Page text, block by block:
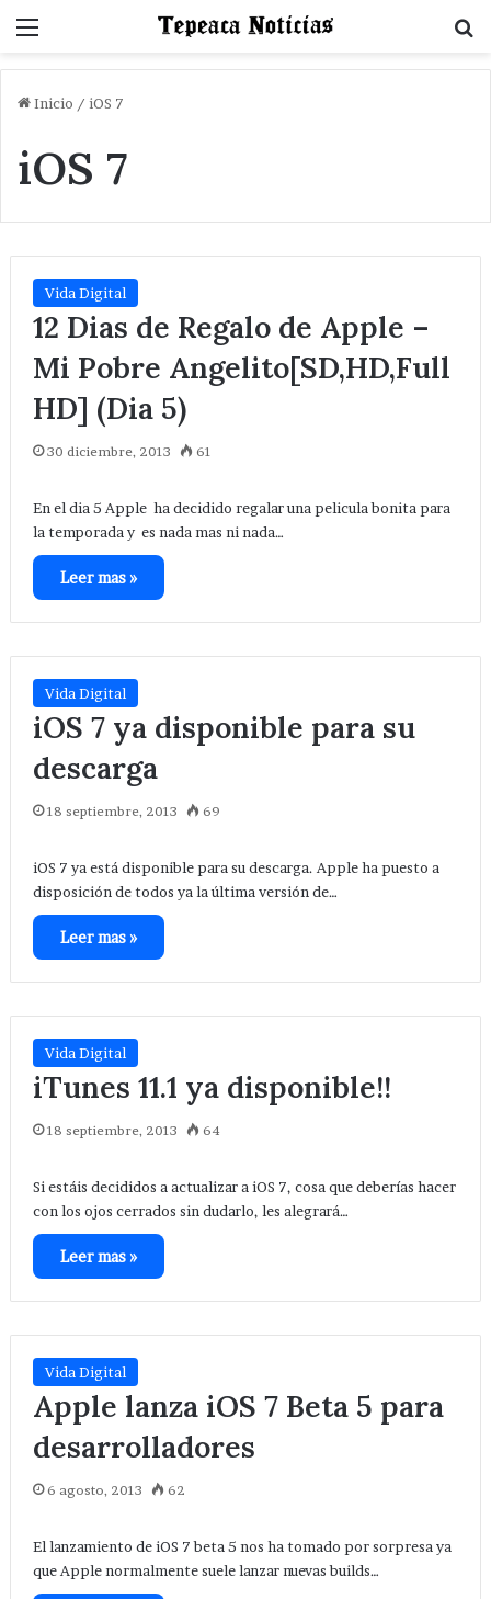
Menu
Inicio / iOS 7
iOS 7
Vida Digital
12 Dias de Regalo de Apple –
Mi Pobre Angelito[SD,HD,Full
HD] (Dia 5)
30 diciembre, 2013 61
En el dia 5 Apple ha decidido regalar una pelicula bonita para
la temporada y es nada mas ni nada…
Leer mas »
Vida Digital
iOS 7 ya disponible para su
descarga
18 septiembre, 2013 69
iOS 7 ya está disponible para su descarga. Apple ha puesto a
disposición de todos ya la última versión de…
Leer mas »
Vida Digital
iTunes 11.1 ya disponible!!
18 septiembre, 2013 64
Si estáis decididos a actualizar a iOS 7, cosa que deberías hacer
con los ojos cerrados sin dudarlo, les alegrará…
Leer mas »
Vida Digital
Apple lanza iOS 7 Beta 5 para
desarrolladores
6 agosto, 2013 62
El lanzamiento de iOS 7 beta 5 nos ha tomado por sorpresa ya
que Apple normalmente suele lanzar nuevas builds…